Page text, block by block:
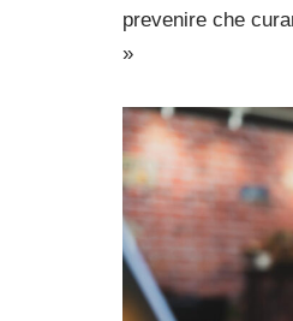
prevenire che
»